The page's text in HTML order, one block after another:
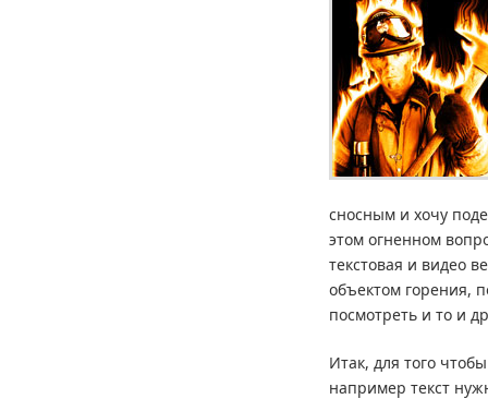
сносным и хочу
этом огненном
текстовая и видео
объектом горения,
посмотреть и то и
Итак, для того
например текст